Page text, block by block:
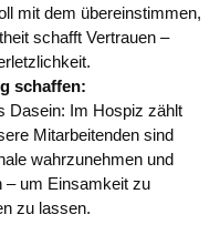
mit dem übereinstimmen,
schafft Vertrauen –
schaffen:
Dasein: Im Hospiz zählt
Mitarbeitenden sind
wahrzunehmen und
– um Einsamkeit zu
zu lassen.